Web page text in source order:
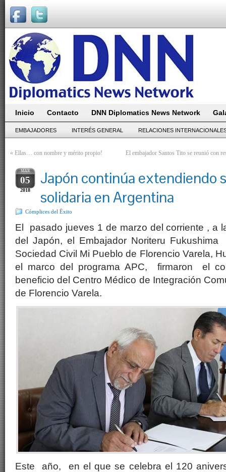
Inicio Contacto DNN Diplomatics News Network
EMBAJADORES INTERÉS GENERAL RELACIONES
« Ellas… con nombre y mérito propio! El embajador Santos Tito se reunió con
MAR
05
2018
Japón continúa extendiendo
solidaria en Argentina
Cómplices del Ëxito
El pasado jueves 1 de marzo del corriente , a
del Japón, el Embajador Noriteru
Sociedad Civil Mi Pueblo de Florencio Varela,
el marco del programa APC, firmaron el
beneficio del Centro Médico de Integración
de Florencio Varela.
Este año, en el que se celebra el 120